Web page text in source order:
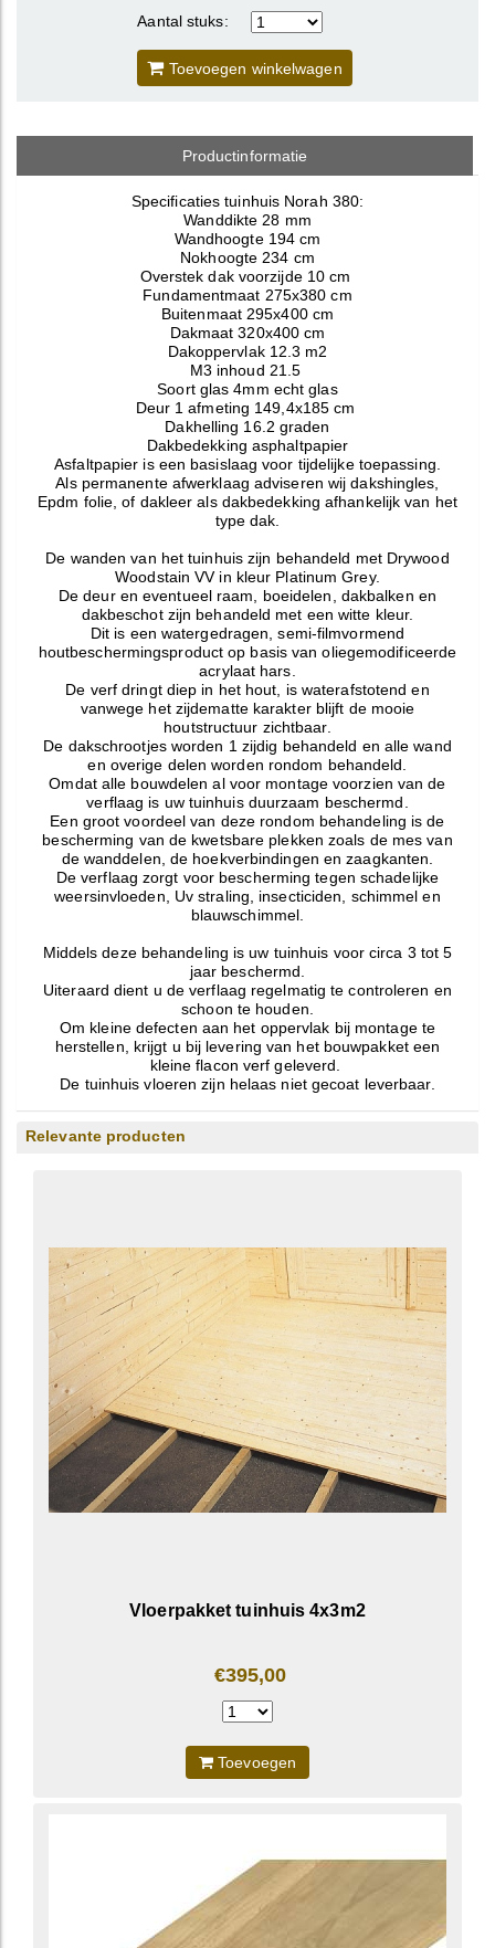
Aantal stuks:
Toevoegen winkelwagen
Productinformatie
Specificaties tuinhuis Norah 380:
Wanddikte 28 mm
Wandhoogte 194 cm
Nokhoogte 234 cm
Overstek dak voorzijde 10 cm
Fundamentmaat 275x380 cm
Buitenmaat 295x400 cm
Dakmaat 320x400 cm
Dakoppervlak 12.3 m2
M3 inhoud 21.5
Soort glas 4mm echt glas
Deur 1 afmeting 149,4x185 cm
Dakhelling 16.2 graden
Dakbedekking asphaltpapier
Asfaltpapier is een basislaag voor tijdelijke toepassing.
Als permanente afwerklaag adviseren wij dakshingles,
Epdm folie, of dakleer als dakbedekking afhankelijk van het
type dak.
De wanden van het tuinhuis zijn behandeld met Drywood
Woodstain VV in kleur Platinum Grey.
De deur en eventueel raam, boeidelen, dakbalken en
dakbeschot zijn behandeld met een witte kleur.
Dit is een watergedragen, semi-filmvormend
houtbeschermingsproduct op basis van oliegemodificeerde
acrylaat hars.
De verf dringt diep in het hout, is waterafstotend en
vanwege het zijdematte karakter blijft de mooie
houtstructuur zichtbaar.
De dakschrootjes worden 1 zijdig behandeld en alle wand
en overige delen worden rondom behandeld.
Omdat alle bouwdelen al voor montage voorzien van de
verflaag is uw tuinhuis duurzaam beschermd.
Een groot voordeel van deze rondom behandeling is de
bescherming van de kwetsbare plekken zoals de mes van
de wanddelen, de hoekverbindingen en zaagkanten.
De verflaag zorgt voor bescherming tegen schadelijke
weersinvloeden, Uv straling, insecticiden, schimmel en
blauwschimmel.
Middels deze behandeling is uw tuinhuis voor circa 3 tot 5
jaar beschermd.
Uiteraard dient u de verflaag regelmatig te controleren en
schoon te houden.
Om kleine defecten aan het oppervlak bij montage te
herstellen, krijgt u bij levering van het bouwpakket een
kleine flacon verf geleverd.
De tuinhuis vloeren zijn helaas niet gecoat leverbaar.
Relevante producten
Vloerpakket tuinhuis 4x3m2
€395,00
Toevoegen